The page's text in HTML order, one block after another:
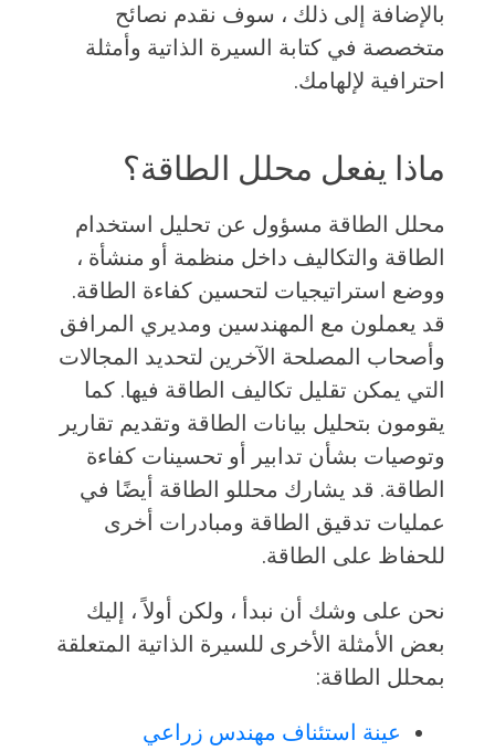
بالإضافة إلى ذلك ، سوف نقدم نصائح
متخصصة في كتابة السيرة الذاتية وأمثلة
احترافية لإلهامك.
ماذا يفعل محلل الطاقة؟
محلل الطاقة مسؤول عن تحليل استخدام
الطاقة والتكاليف داخل منظمة أو منشأة ،
ووضع استراتيجيات لتحسين كفاءة الطاقة.
قد يعملون مع المهندسين ومديري المرافق
وأصحاب المصلحة الآخرين لتحديد المجالات
التي يمكن تقليل تكاليف الطاقة فيها. كما
يقومون بتحليل بيانات الطاقة وتقديم تقارير
وتوصيات بشأن تدابير أو تحسينات كفاءة
الطاقة. قد يشارك محللو الطاقة أيضًا في
عمليات تدقيق الطاقة ومبادرات أخرى
للحفاظ على الطاقة.
نحن على وشك أن نبدأ ، ولكن أولاً ، إليك
بعض الأمثلة الأخرى للسيرة الذاتية المتعلقة
بمحلل الطاقة:
عينة استئناف مهندس زراعي